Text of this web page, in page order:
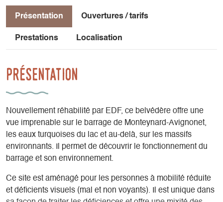
Présentation Ouvertures / tarifs
Prestations Localisation
Présentation
Nouvellement réhabilité par EDF, ce belvédère offre une
vue imprenable sur le barrage de Monteynard-Avignonet,
les eaux turquoises du lac et au-delà, sur les massifs
environnants. Il permet de découvrir le fonctionnement du
barrage et son environnement.
Ce site est aménagé pour les personnes à mobilité réduite
et déficients visuels (mal et non voyants). Il est unique dans